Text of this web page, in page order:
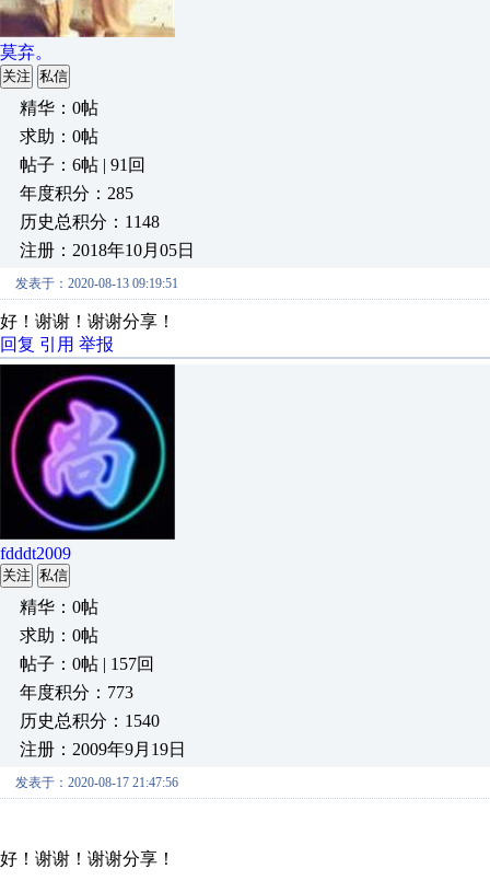
莫弃。
关注 私信
精华：0帖
求助：0帖
帖子：6帖 | 91回
年度积分：285
历史总积分：1148
注册：2018年10月05日
发表于：2020-08-13 09:19:51
好！谢谢！谢谢分享！
回复 引用 举报
fdddt2009
关注 私信
精华：0帖
求助：0帖
帖子：0帖 | 157回
年度积分：773
历史总积分：1540
注册：2009年9月19日
发表于：2020-08-17 21:47:56
好！谢谢！谢谢分享！